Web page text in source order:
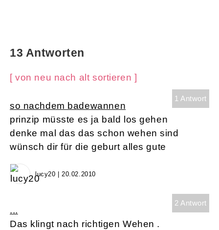
13 Antworten
[ von neu nach alt sortieren ]
1 Antwort
so nachdem badewannen
prinzip müsste es ja bald los gehen
denke mal das das schon wehen sind
wünsch dir für die geburt alles gute
lucy20 | 20.02.2010
2 Antwort
...
Das klingt nach richtigen Wehen .